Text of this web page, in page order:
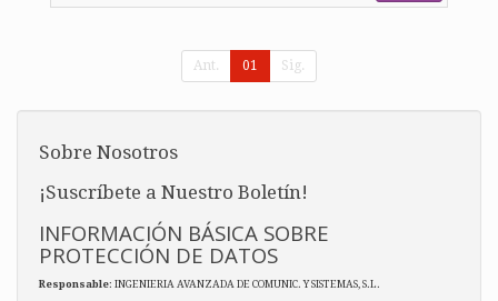
Ant. 01 Sig.
Sobre Nosotros
¡Suscríbete a Nuestro Boletín!
INFORMACIÓN BÁSICA SOBRE
PROTECCIÓN DE DATOS
Responsable: INGENIERIA AVANZADA DE COMUNIC. Y SISTEMAS, S.L.